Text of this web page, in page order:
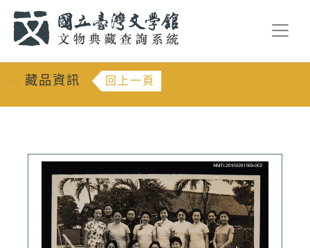
::: 藏品資訊 回上一頁